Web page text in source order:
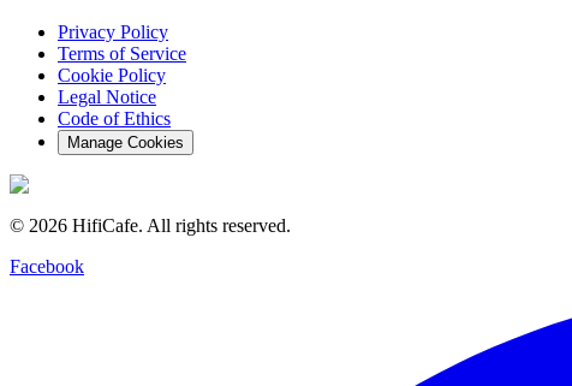
Privacy Policy
Terms of Service
Cookie Policy
Legal Notice
Code of Ethics
Manage Cookies
© 2026 HifiCafe. All rights reserved.
Facebook